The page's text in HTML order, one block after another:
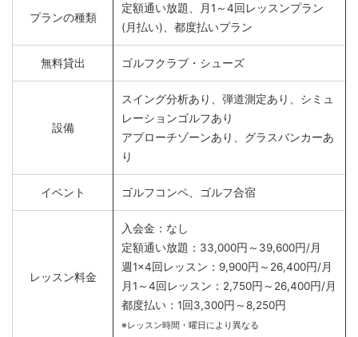
プランの種類
定額通い放題、月1～4回レッスンプラン
(月払い)、都度払いプラン
無料貸出 ゴルフクラブ・シューズ
設備
スイング分析あり、弾道測定あり、シミュ
レーションゴルフあり
アプローチゾーンあり、グラスバンカーあ
り
イベント ゴルフコンペ、ゴルフ合宿
レッスン料金
入会金：なし
定額通い放題：33,000円～39,600円/月
週1×4回レッスン：9,900円～26,400円/月
月1～4回レッスン：2,750円～26,400円/月
都度払い：1回3,300円～8,250円
※レッスン時間・曜日により異なる